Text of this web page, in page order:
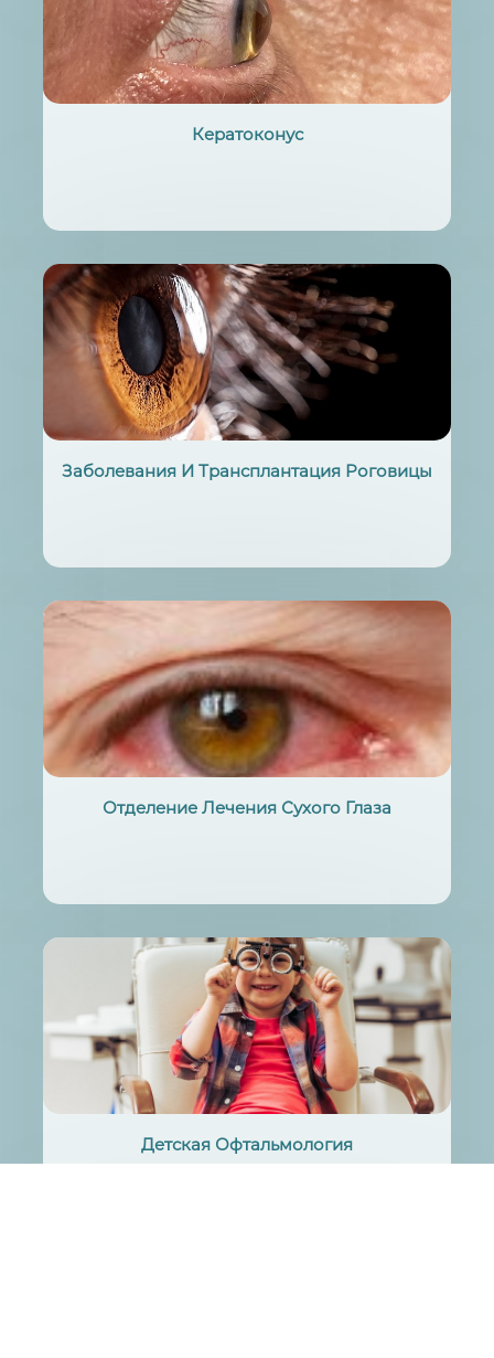
Кератоконус
Заболевания И Трансплантация Роговицы
Отделение Лечения Сухого Глаза
Детская Офтальмология